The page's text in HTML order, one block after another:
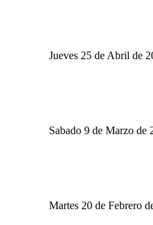
Jueves 25 de Abril de
Sabado 9 de Marzo de
Martes 20 de Febrero